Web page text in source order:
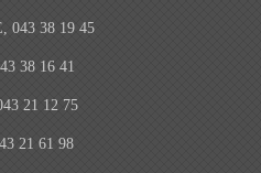
043 38 19 45
38 16 41
21 12 75
21 61 98